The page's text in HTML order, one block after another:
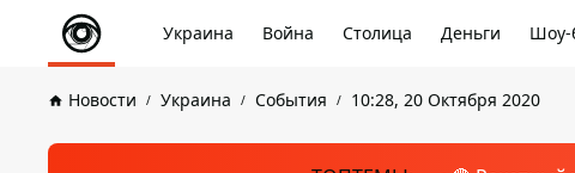
Украина Война Столица Деньги Шоу-
Новости Украина События 10:28, 20 Октября 2020